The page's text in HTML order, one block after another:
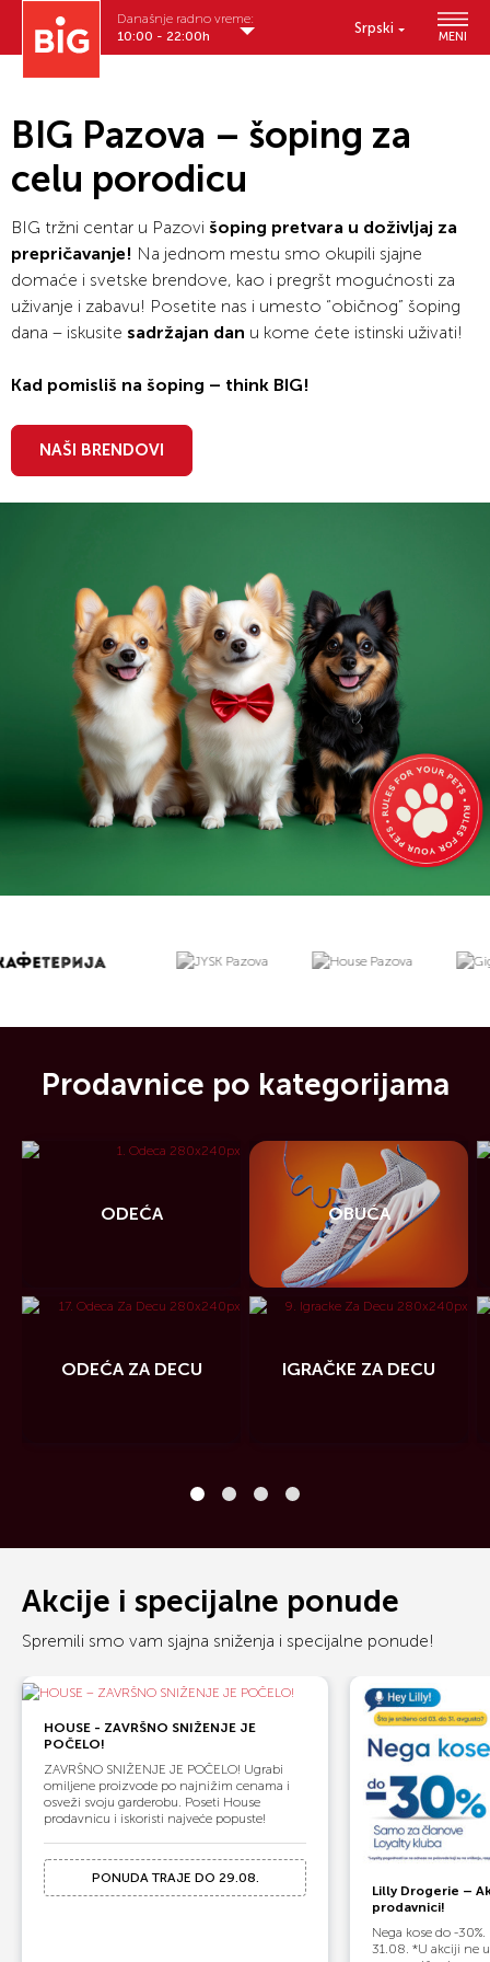
Srpski
MENI
Današnje radno vreme:
10:00 - 22:00h
BIG Pazova – šoping za
celu porodicu
BIG tržni centar u Pazovi šoping pretvara u doživljaj za
prepričavanje! Na jednom mestu smo okupili sjajne
domaće i svetske brendove, kao i pregršt mogućnosti za
uživanje i zabavu! Posetite nas i umesto “običnog” šoping
dana – iskusite sadržajan dan u kome ćete istinski uživati!
Kad pomisliš na šoping – think BIG!
NAŠI BRENDOVI
Prodavnice po kategorijama
ODEĆA OBUĆA
ODEĆA ZA DECU IGRAČKE ZA DECU
Akcije i specijalne ponude
Spremili smo vam sjajna sniženja i specijalne ponude!
HOUSE - ZAVRŠNO SNIŽENJE JE
POČELO!
ZAVRŠNO SNIŽENJE JE POČELO! Ugrabi
omiljene proizvode po najnižim cenama i
osveži svoju garderobu. Poseti House
prodavnicu i iskoristi najveće popuste!
PONUDA TRAJE DO 29.08.
Lilly Drogerie –
prodavnici!
Nega kose do -
31.08. *U akciji ne